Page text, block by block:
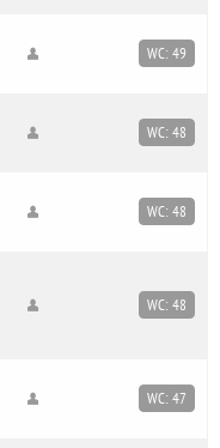
WC: 49
WC: 48
WC: 48
WC: 48
WC: 47